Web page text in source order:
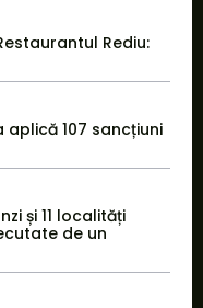
Rediu:
aplică 107 sancțiuni
și 11 localități
de un